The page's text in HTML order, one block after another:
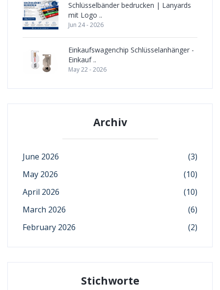
Schlüsselbänder bedrucken | Lanyards
mit Logo ..
Jun 24 - 2026
Einkaufswagenchip Schlüsselanhänger -
Einkauf ..
May 22 - 2026
Archiv
June 2026
(3)
May 2026
(10)
April 2026
(10)
March 2026
(6)
February 2026
(2)
Stichworte